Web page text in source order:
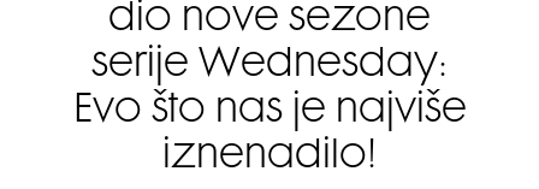
dio nove sezone
serije Wednesday:
Evo što nas je najviše
iznenadilo!